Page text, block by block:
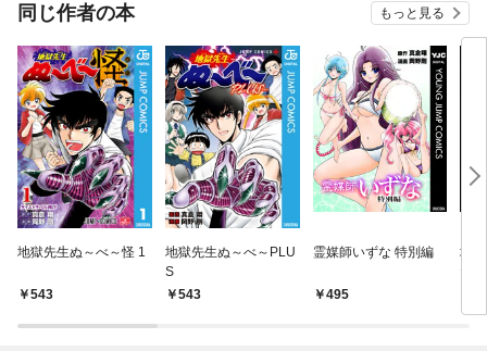
同じ作者の本 もっと見る
地獄先生ぬ～べ～怪 1
543
地獄先生ぬ～べ～PLU
S
543
霊媒師いずな 特別編
495
地
だ